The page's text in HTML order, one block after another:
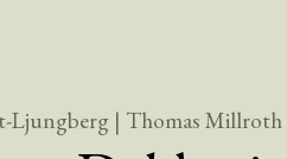
Ljungberg | Thomas Millroth